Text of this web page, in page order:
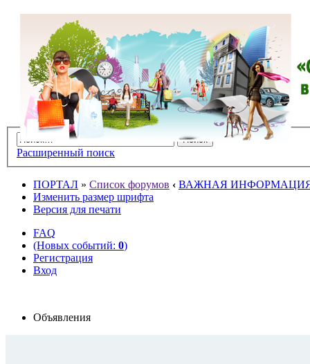
Расширенный поиск
ПОРТАЛ » Список форумов ‹ ВАЖНАЯ
Изменить размер шрифта
Версия для печати
FAQ
(Новых событий: 0)
Регистрация
Вход
Объявления